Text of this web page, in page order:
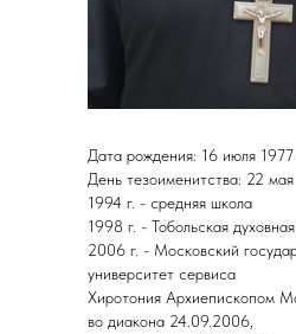
Дата рождения: 16 июля 1977
День тезоименитства: 22 мая
1994 г. - средняя школа
1998 г. - Тобольская
2006 г. - Московский
университет сервиса
Хиротония Архиепископом
во диакона 24.09.2006,